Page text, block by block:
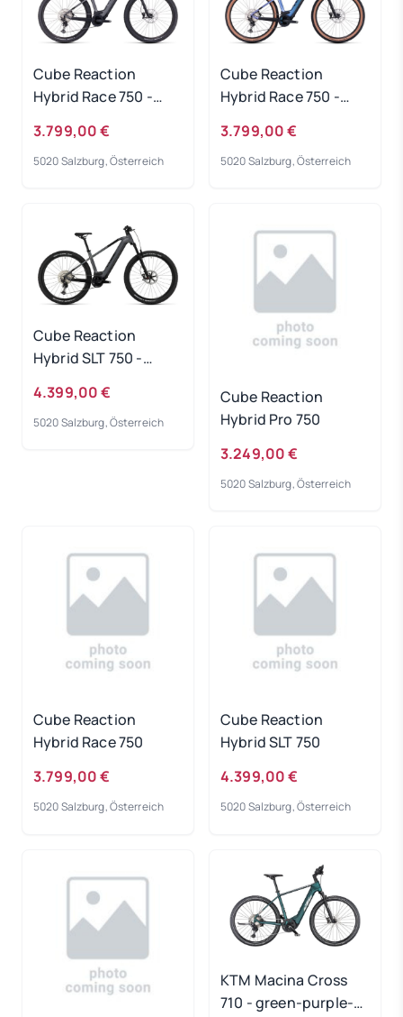
Cube Reaction
Hybrid Race 750 -
Rahmengröße: S
3.799,00 €
5020 Salzburg, Österreich
Cube Reaction
Hybrid Race 750 -
Rahmengröße: S
3.799,00 €
5020 Salzburg, Österreich
Cube Reaction
Hybrid SLT 750 -
Rahmengröße: L
4.399,00 €
5020 Salzburg, Österreich
Cube Reaction
Hybrid Pro 750
3.249,00 €
5020 Salzburg, Österreich
Cube Reaction
Hybrid Race 750
3.799,00 €
5020 Salzburg, Österreich
Cube Reaction
Hybrid SLT 750
4.399,00 €
5020 Salzburg, Österreich
KTM Macina Cross
710 - green-purple-